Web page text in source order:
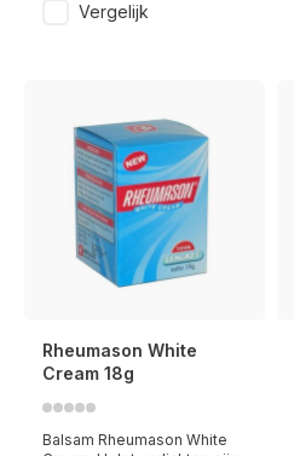
Vergelijk
Rheumason White
Cream 18g
Balsam Rheumason White